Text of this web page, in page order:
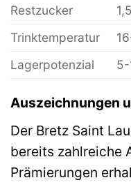
Restzucker
Trinktemperatur
Lagerpotenzial
5-
Auszeichnungen
Der Bretz Saint
bereits zahlreiche
Prämierungen